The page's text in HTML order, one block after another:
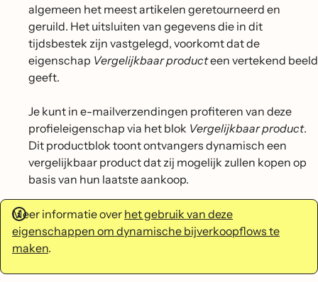
algemeen het meest artikelen geretourneerd en
geruild. Het uitsluiten van gegevens die in dit
tijdsbestek zijn vastgelegd, voorkomt dat de
eigenschap Vergelijkbaar producteen vertekend beeld
geeft.
Je kunt in e-mailverzendingen profiteren van deze
profieleigenschap via het blok Vergelijkbaar product.
Dit productblok toont ontvangers dynamisch een
vergelijkbaar product dat zij mogelijk zullen kopen op
basis van hun laatste aankoop.
Meer informatie over het gebruik van deze
eigenschappen om dynamische bijverkoopflows te
maken.